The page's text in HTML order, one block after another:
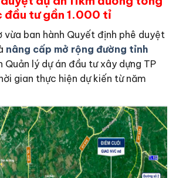
đầu tư gần 1.000 tỉ
vừa ban hành Quyết định phê duyệt
nâng cấp mở rộng đường tỉnh
Quản lý dự án đầu tư xây dựng TP
gian thực hiện dự kiến từ năm